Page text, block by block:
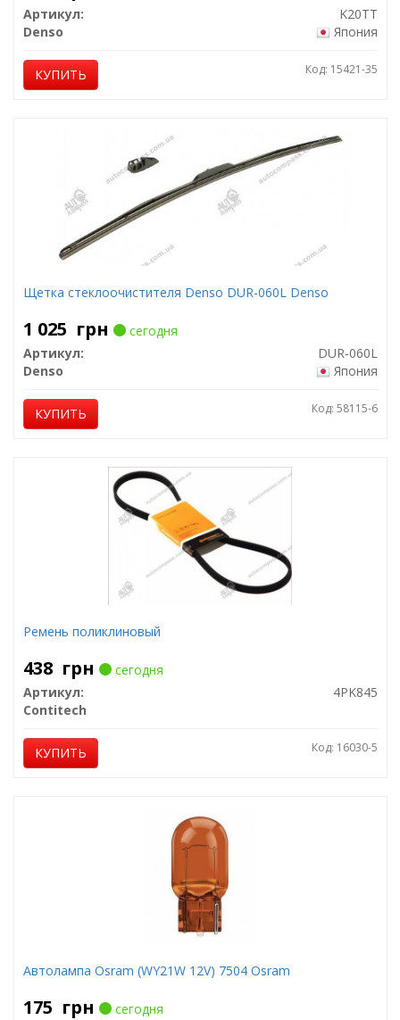
Артикул:
K20TT
Denso
Япония
КУПИТЬ Код: 15421-35
Щетка стеклоочистителя Denso DUR-060L Denso
1 025 грн
сегодня
Артикул:
DUR-060L
Denso
Япония
КУПИТЬ Код: 58115-6
Ремень поликлиновый
438 грн
сегодня
Артикул:
4PK845
Contitech
КУПИТЬ Код: 16030-5
Автолампа Osram (WY21W 12V) 7504 Osram
175 грн
сегодня